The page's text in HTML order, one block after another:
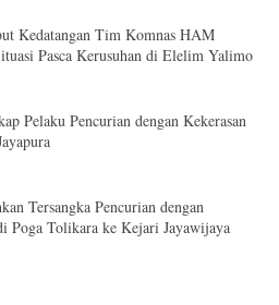
Kedatangan Tim Komnas HAM
Pasca Kerusuhan di Elelim Yalimo
Pelaku Pencurian dengan Kekerasan
Tersangka Pencurian dengan
Poga Tolikara ke Kejari Jayawijaya